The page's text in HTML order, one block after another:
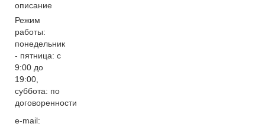
описание
Режим
работы:
понедельник
- пятница: с
9:00 до
19:00,
суббота: по
договоренности
e-mail: